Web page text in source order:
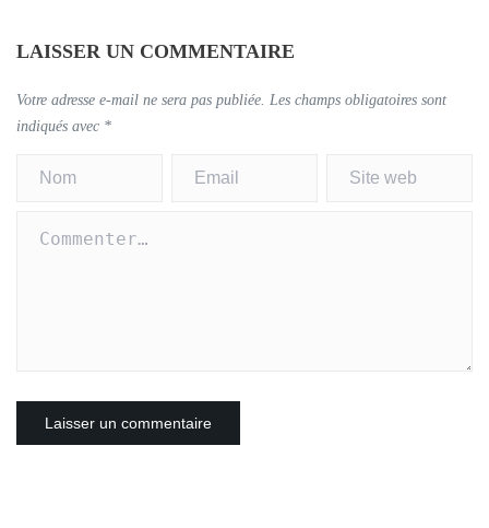
LAISSER UN COMMENTAIRE
Votre adresse e-mail ne sera pas publiée. Les champs obligatoires sont
indiqués avec *